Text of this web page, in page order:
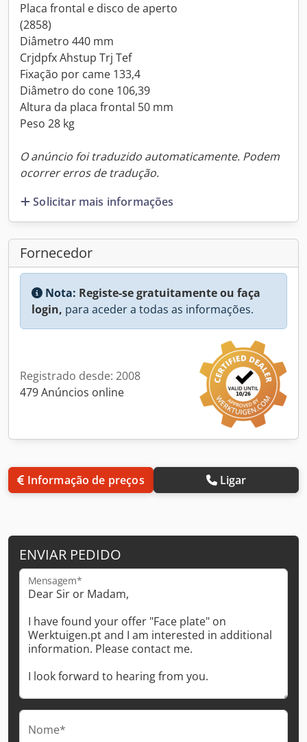
Placa frontal e disco de aperto
(2858)
Diâmetro 440 mm
Crjdpfx Ahstup Trj Tef
Fixação por came 133,4
Diâmetro do cone 106,39
Altura da placa frontal 50 mm
Peso 28 kg
O anúncio foi traduzido automaticamente. Podem
ocorrer erros de tradução.
Solicitar mais informações
Fornecedor
Nota: Registe-se gratuitamente ou faça
login, para aceder a todas as informações.
Registrado desde: 2008
479 Anúncios online
Informação de preços Ligar
ENVIAR PEDIDO
Mensagem*
Nome*